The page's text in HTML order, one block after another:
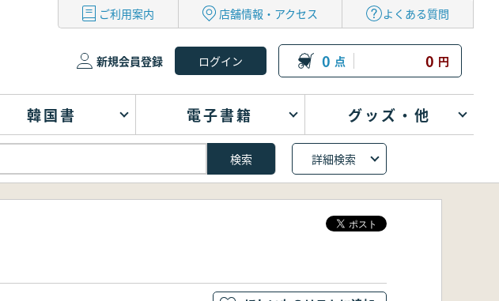
ご利用案内 店舗情報・アクセス よくある質問
新規会員登録 0 点 0 円
韓国書 電子書籍 グッズ・他
詳細検索